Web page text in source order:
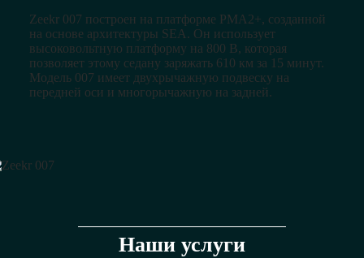
Zееkr 007 построен на платформе РМА2+, созданной
на основе архитектуры SЕА. Он использует
высоковольтную платформу на 800 В, которая
позволяет этому седану заряжать 610 км за 15 минут.
Модель 007 имеет двухрычажную подвеску на
передней оси и многорычажную на задней.
Наши услуги